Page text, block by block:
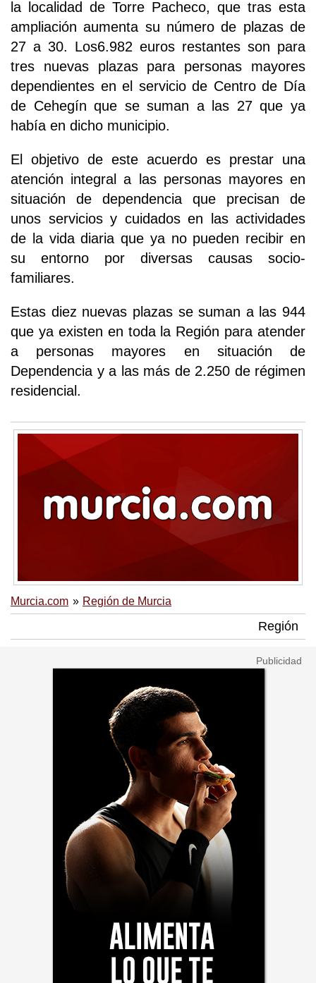
la localidad de Torre Pacheco, que tras esta
ampliación aumenta su número de plazas de
27 a 30. Los6.982 euros restantes son para
tres nuevas plazas para personas mayores
dependientes en el servicio de Centro de Día
de Cehegín que se suman a las 27 que ya
había en dicho municipio.
El objetivo de este acuerdo es prestar una
atención integral a las personas mayores en
situación de dependencia que precisan de
unos servicios y cuidados en las actividades
de la vida diaria que ya no pueden recibir en
su entorno por diversas causas socio-
familiares.
Estas diez nuevas plazas se suman a las 944
que ya existen en toda la Región para atender
a personas mayores en situación de
Dependencia y a las más de 2.250 de régimen
residencial.
Murcia.com Región de Murcia
Región